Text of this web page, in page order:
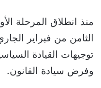
الثامن من فبراير
توجيهات القيادة
وفرض سيادة القانون.